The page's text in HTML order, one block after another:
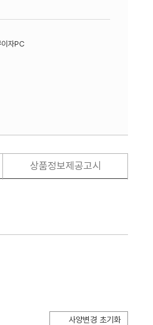
상품정보제공고시
사양변경 초기화